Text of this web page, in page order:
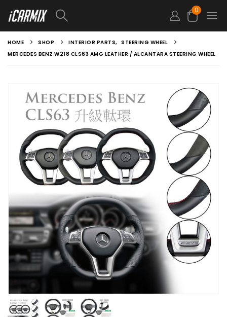
0
HOME SHOP INTERIOR PARTS, STEERING WHEEL
MERCEDES BENZ W218 CLS63 AMG LEATHER / ALCANTARA STEERING WHEEL